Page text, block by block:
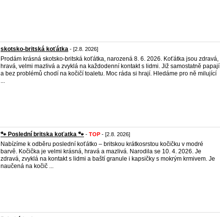
skotsko-britská koťátka - [2.8. 2026]
Prodám krásná skotsko-britská koťátka, narozená 8. 6. 2026. Koťátka jsou zdravá,
hravá, velmi mazlivá a zvyklá na každodenní kontakt s lidmi. Již samostatně papají
a bez problémů chodí na kočičí toaletu. Moc ráda si hrají. Hledáme pro ně milující
...
🐾 Poslední britska koťatka 🐾 - TOP - [2.8. 2026]
Nabízíme k odběru poslední koťátko – britskou krátkosrstou kočičku v modré
barvě. Kočička je velmi krásná, hravá a mazlivá. Narodila se 10. 4. 2026. Je
zdravá, zvyklá na kontakt s lidmi a baští granule i kapsičky s mokrým krmivem. Je
naučená na kočič ...